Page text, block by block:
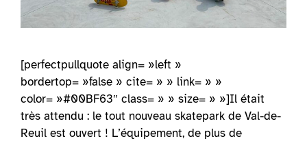
[perfectpullquote align= »left »
bordertop= »false » cite= » » link= » »
color= »#00BF63″ class= » » size= » »]Il était
très attendu : le tout nouveau skatepark de Val-de-
Reuil est ouvert ! L’équipement, de plus de